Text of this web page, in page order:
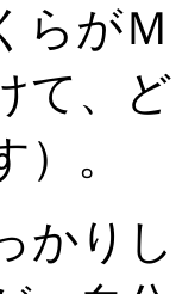
らが
て、
。
かり